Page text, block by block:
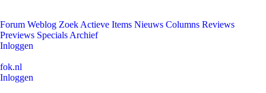
Forum Weblog Zoek Actieve Items Nieuws Columns Reviews
Previews Specials Archief
Inloggen
fok.nl
Inloggen